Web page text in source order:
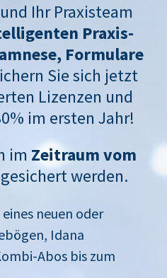
Ihr Praxisteam
Praxis-
Formulare
Sie sich jetzt
Lizenzen und
im ersten Jahr!
im Zeitraum vom
gesichert werden.
neuen oder
Idana
Abos bis zum